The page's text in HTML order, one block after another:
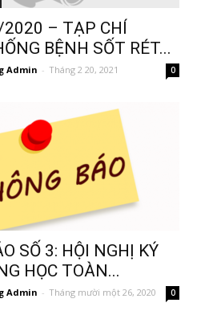
– TẠP CHÍ
BỆNH SỐT RÉT...
Admin - Tháng 2 20, 2021 0
SỐ 3: HỘI NGHỊ KÝ
HỌC TOÀN...
Admin - Tháng mười một 26, 2020 0